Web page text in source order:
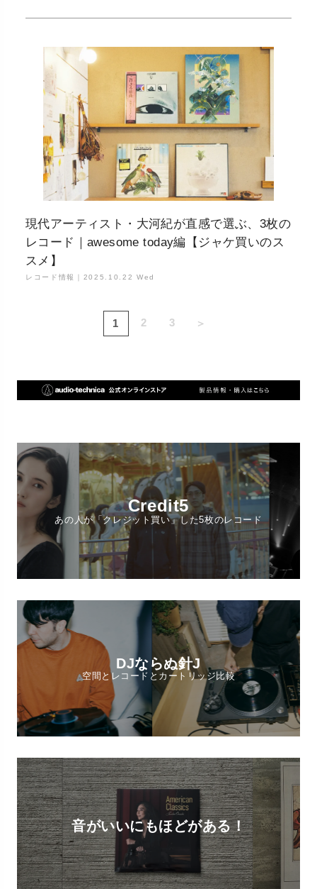
現代アーティスト・大河紀が直感で選ぶ、3枚の
レコード｜awesome today編【ジャケ買いのス
スメ】
レコード情報｜ 2025.10.22 Wed
1 2 3 ＞
Credit5
あの人が「クレジット買い」した5枚のレコード
DJならぬ針J
空間とレコードとカートリッジ比較
音がいいにもほどがある！